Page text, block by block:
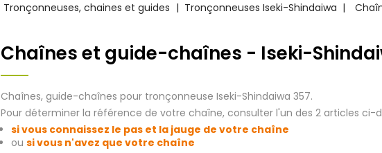
Tronçonneuses, chaines et guides Tronçonneuses Iseki-Shindaiwa
Chaînes et guide-chaînes - Iseki-
Chaînes, guide-chaînes pour tronçonneuse Iseki-Shindaiwa 357.
Pour déterminer la référence de votre chaîne, consulter l'un des 2 articles ci-
si vous connaissez le pas et la jauge de votre chaîne
ou si vous n'avez que votre chaîne